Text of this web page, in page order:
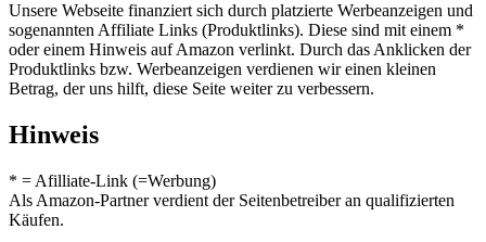
Unsere Webseite finanziert sich durch platzierte Werbeanzeigen und
sogenannten Affiliate Links (Produktlinks). Diese sind mit einem *
oder einem Hinweis auf Amazon verlinkt. Durch das Anklicken der
Produktlinks bzw. Werbeanzeigen verdienen wir einen kleinen
Betrag, der uns hilft, diese Seite weiter zu verbessern.
Hinweis
* = Afilliate-Link (=Werbung)
Als Amazon-Partner verdient der Seitenbetreiber an qualifizierten
Käufen.